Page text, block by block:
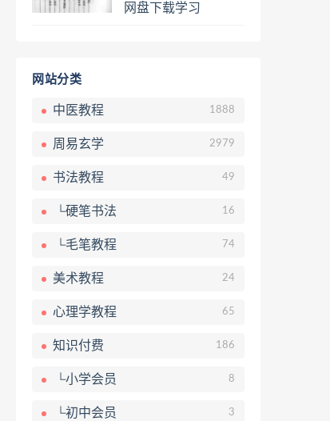
网盘共享群
网盘下载学习
网站分类
中医教程 1888
周易玄学 2979
书法教程 49
└硬笔书法 16
└毛笔教程 74
美术教程 24
心理学教程 65
知识付费 186
└小学会员 8
└初中会员 3